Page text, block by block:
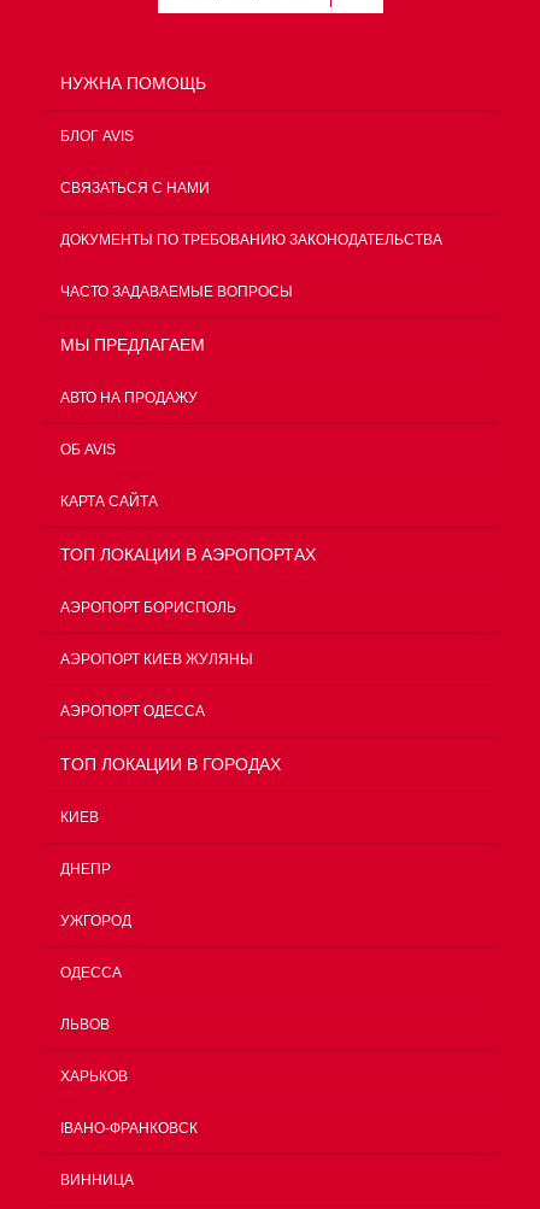
НУЖНА ПОМОЩЬ
БЛОГ AVIS
СВЯЗАТЬСЯ С НАМИ
ДОКУМЕНТЫ ПО ТРЕБОВАНИЮ ЗАКОНОДАТЕЛЬСТВА
ЧАСТО ЗАДАВАЕМЫЕ ВОПРОСЫ
МЫ ПРЕДЛАГАЕМ
АВТО НА ПРОДАЖУ
ОБ AVIS
КАРТА САЙТА
ТОП ЛОКАЦИИ В АЭРОПОРТАХ
АЭРОПОРТ БОРИСПОЛЬ
АЭРОПОРТ КИЕВ ЖУЛЯНЫ
АЭРОПОРТ ОДЕССА
TOП ЛОКАЦИИ В ГОРОДАХ
КИЕВ
ДНЕПР
УЖГОРОД
ОДЕССА
ЛЬВОВ
ХАРЬКОВ
ІВАНО-ФРАНКОВСК
ВИННИЦА